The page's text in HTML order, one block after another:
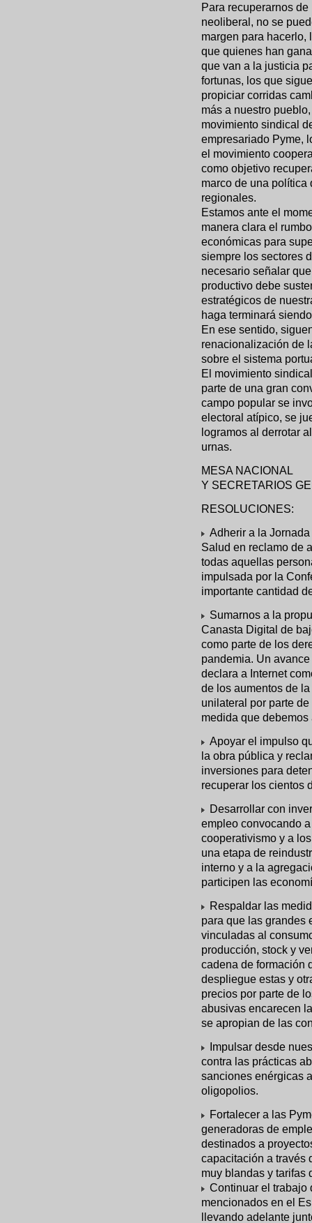
Para recuperarnos
neoliberal, no se
margen para hacerlo,
que quienes han
que van a la justicia
fortunas, los que
propiciar corridas
más a nuestro
movimiento sindical
empresariado Pyme,
el movimiento
como objetivo
marco de una política
regionales.
Estamos ante el
manera clara el
económicas para
siempre los sectores
necesario señalar
productivo debe
estratégicos de
haga terminará
En ese sentido,
renacionalización de
sobre el sistema
El movimiento
parte de una gran
campo popular se
electoral atípico, se
logramos al derrotar
urnas.
MESA NACIONAL
Y SECRETARIOS
RESOLUCIONES:
Adherir a la
Salud en reclamo de
todas aquellas
impulsada por la
importante cantidad
Sumarnos a la
Canasta Digital de
como parte de los
pandemia. Un
declara a Internet
de los aumentos de
unilateral por parte
medida que debemos
Apoyar el impulso
la obra pública y
inversiones para
recuperar los cientos
Desarrollar con
empleo convocando
cooperativismo y a
una etapa de
interno y a la
participen las
Respaldar las
para que las grandes
vinculadas al
producción, stock y
cadena de formación
despliegue estas y
precios por parte de
abusivas encarecen
se apropian de las
Impulsar desde
contra las prácticas
sanciones enérgicas
oligopolios.
Fortalecer a las
generadoras de
destinados a
capacitación a través
muy blandas y tarifas
Continuar el trabajo
mencionados en el
llevando adelante